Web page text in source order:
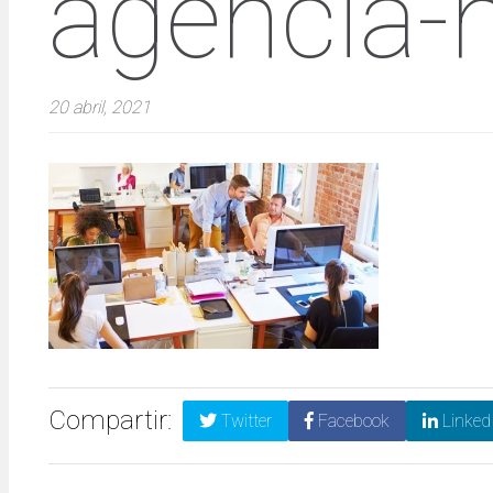
20 abril, 2021
Compartir: Twitter Facebook